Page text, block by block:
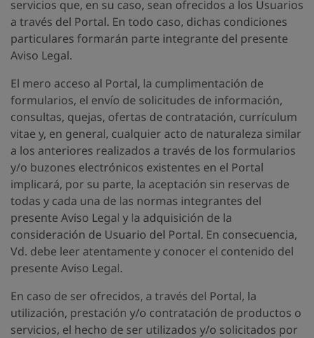
servicios que, en su caso, sean ofrecidos a los Usuarios
a través del Portal. En todo caso, dichas condiciones
particulares formarán parte integrante del presente
Aviso Legal.
El mero acceso al Portal, la cumplimentación de
formularios, el envío de solicitudes de información,
consultas, quejas, ofertas de contratación, currículum
vitae y, en general, cualquier acto de naturaleza similar
a los anteriores realizados a través de los formularios
y/o buzones electrónicos existentes en el Portal
implicará, por su parte, la aceptación sin reservas de
todas y cada una de las normas integrantes del
presente Aviso Legal y la adquisición de la
consideración de Usuario del Portal. En consecuencia,
Vd. debe leer atentamente y conocer el contenido del
presente Aviso Legal.
En caso de ser ofrecidos, a través del Portal, la
utilización, prestación y/o contratación de productos o
servicios, el hecho de ser utilizados y/o solicitados por